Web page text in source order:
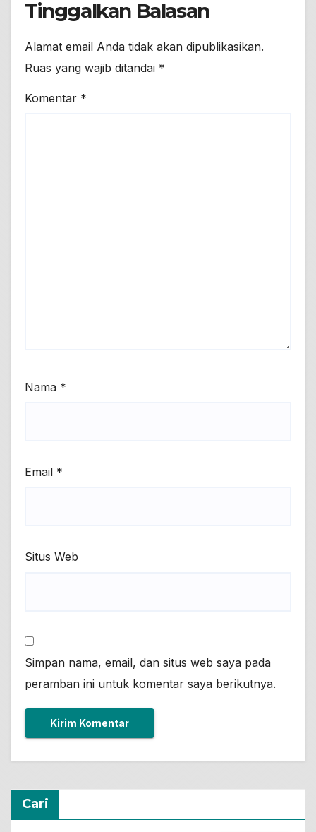
Tinggalkan Balasan
Alamat email Anda tidak akan dipublikasikan.
Ruas yang wajib ditandai *
Komentar *
Nama *
Email *
Situs Web
Simpan nama, email, dan situs web saya pada
peramban ini untuk komentar saya berikutnya.
Cari